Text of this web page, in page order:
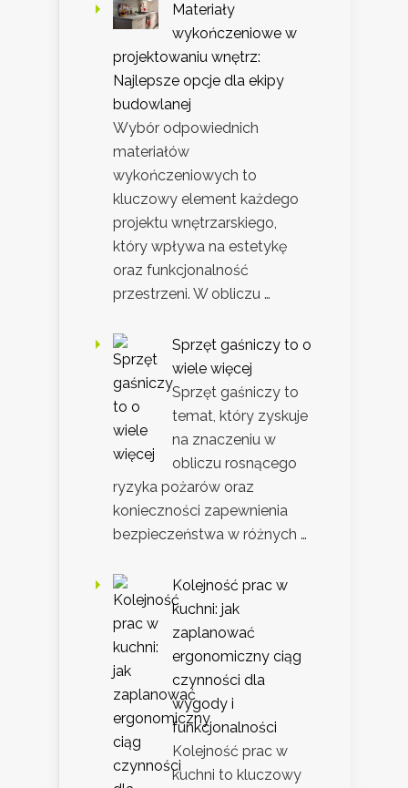
Materiały
wykończeniowe w
projektowaniu wnętrz:
Najlepsze opcje dla ekipy
budowlanej
Wybór odpowiednich
materiałów
wykończeniowych to
kluczowy element każdego
projektu wnętrzarskiego,
który wpływa na estetykę
oraz funkcjonalność
przestrzeni. W obliczu …
Sprzęt gaśniczy to o
wiele więcej
Sprzęt gaśniczy to
temat, który zyskuje
na znaczeniu w
obliczu rosnącego
ryzyka pożarów oraz
konieczności zapewnienia
bezpieczeństwa w różnych …
Kolejność prac w
kuchni: jak
zaplanować
ergonomiczny ciąg
czynności dla
wygody i
funkcjonalności
Kolejność prac w
kuchni to kluczowy